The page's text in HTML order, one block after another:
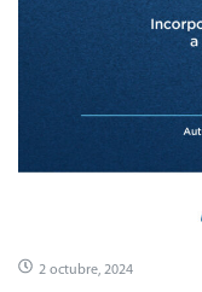
2 octubre, 2024